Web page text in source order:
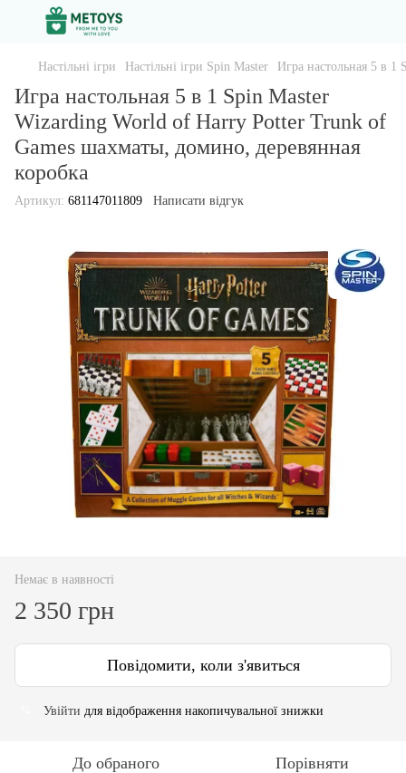
Настільні ігри Настільні ігри Spin Master Игра настольная 5 в
Игра настольная 5 в 1 Spin Master
Wizarding World of Harry Potter Trunk of
Games шахматы, домино, деревянная
коробка
Артикул: 681147011809 Написати відгук
Немає в наявності
2 350 грн
Повідомити, коли з'явиться
Увійти для відображення накопичувальної знижки
До обраного Порівняти